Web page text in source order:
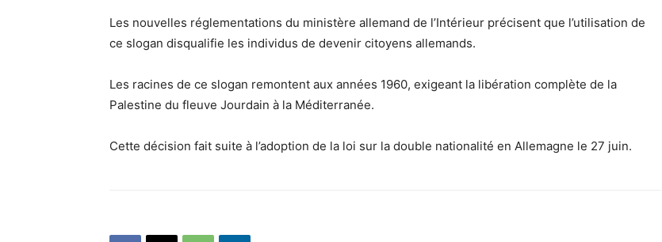
Les nouvelles réglementations du ministère allemand de l’Intérieur précisent que l’utilisation de
ce slogan disqualifie les individus de devenir citoyens allemands.
Les racines de ce slogan remontent aux années 1960, exigeant la libération complète de la
Palestine du fleuve Jourdain à la Méditerranée.
Cette décision fait suite à l’adoption de la loi sur la double nationalité en Allemagne le 27 juin.